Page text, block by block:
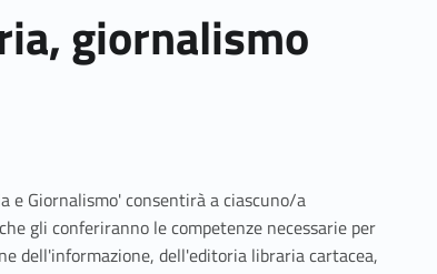
giornalismo
e Giornalismo' consentirà a ciascuno/a
gli conferiranno le competenze necessarie per
dell'informazione, dell'editoria libraria cartacea,